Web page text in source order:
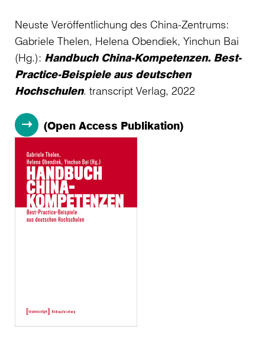
Neuste Veröffentlichung des China-Zentrums:
Gabriele Thelen, Helena Obendiek, Yinchun Bai
(Hg.): Handbuch China-Kompetenzen. Best-
Practice-Beispiele aus deutschen
Hochschulen. transcript Verlag, 2022
(Open Access Publikation)